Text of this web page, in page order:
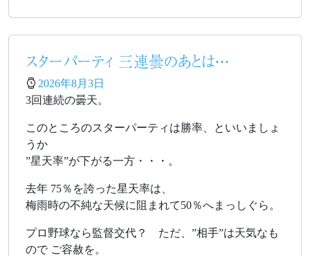
スターパーティ 三連曇のあとは・・・
2026年8月3日
3回連続の曇天。
このところのスターパーティは勝率、といいましょ
うか
”星天率”が下がる一方・・・。
去年 75％を誇った星天率は、
梅雨時の不純な天候に阻まれて50％へまっしぐら。
プロ野球なら監督交代？ ただ、”相手”は天気なも
ので ご容赦を。